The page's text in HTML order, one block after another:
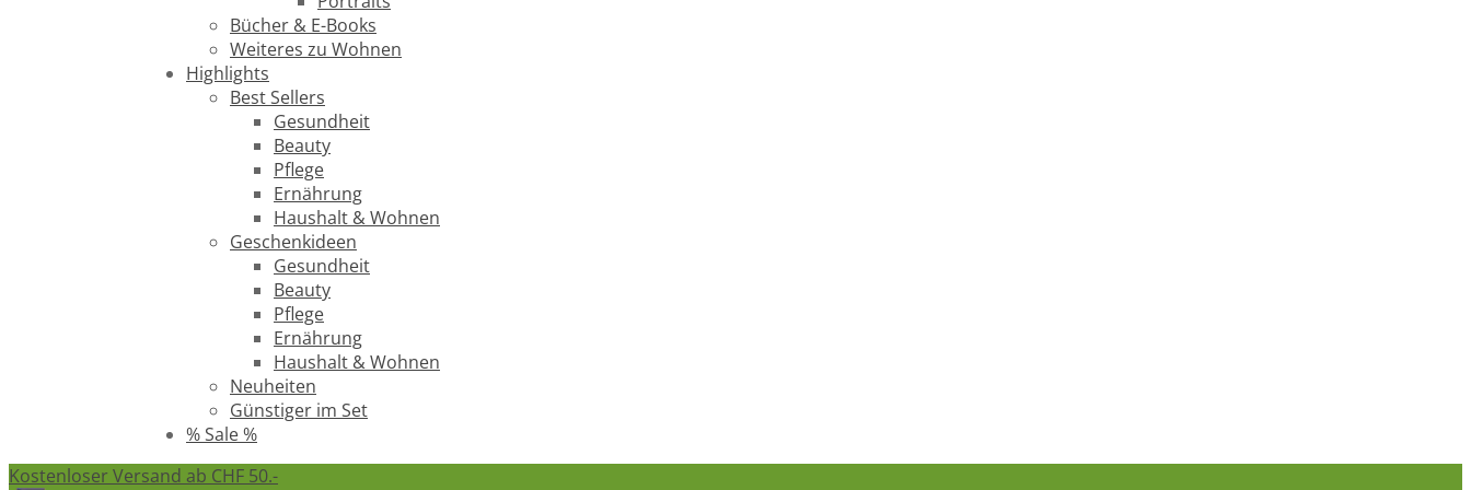
Bücher & E-Books
Weiteres zu Wohnen
Highlights
Best Sellers
Gesundheit
Beauty
Pflege
Ernährung
Haushalt & Wohnen
Geschenkideen
Gesundheit
Beauty
Pflege
Ernährung
Haushalt & Wohnen
Neuheiten
Günstiger im Set
% Sale %
Kostenloser Versand ab CHF 50.-